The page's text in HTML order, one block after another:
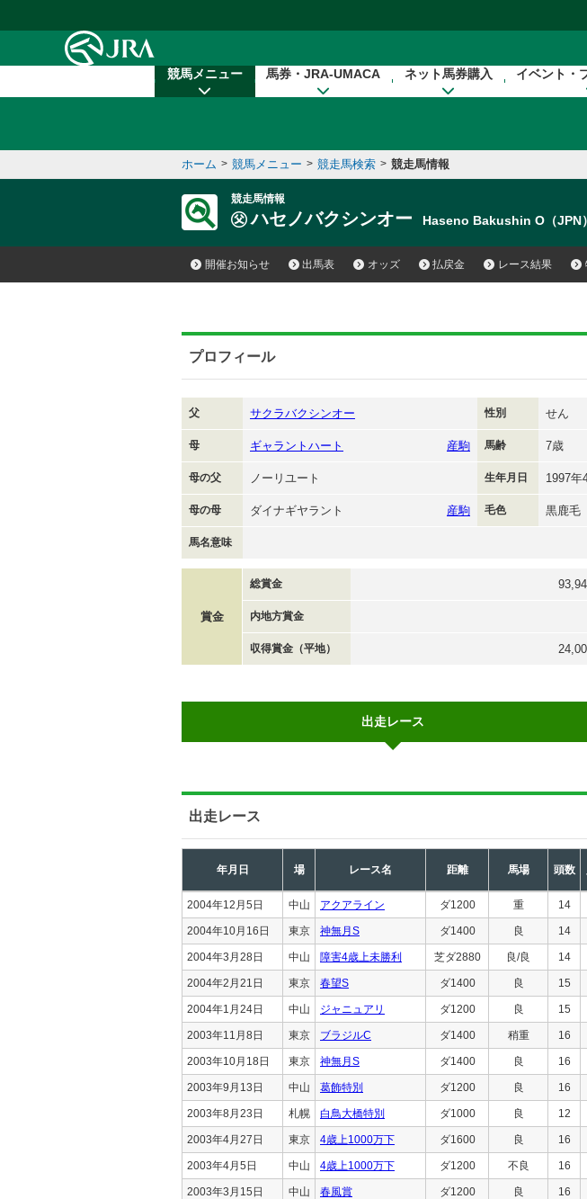
競馬メニュー 馬券・JRA-UMACA ネット馬券購入 イベント・
ホーム > 競馬メニュー > 競走馬検索 > 競走馬情報
競走馬情報
ハセノバクシンオー Haseno Bakushin O（JPN）
開催お知らせ 出馬表 オッズ 払戻金 レース結果
プロフィール
父 サクラバクシンオー 性別 せん
母 ギャラントハート 産駒 馬齢 7歳
母の父 ノーリユート 生年月日 1997年
母の母 ダイナギヤラント 産駒 毛色 黒鹿毛
馬名意味
賞金
総賞金
内地方賞金
収得賞金（平地）
出走レース
出走レース
年月日 場 レース名 距離 馬場 頭数
2004年12月5日 中山 アクアライン ダ1200 重 14
2004年10月16日 東京 神無月S ダ1400 良 14
2004年3月28日 中山 障害4歳上未勝利 芝ダ2880 良/良 14
2004年2月21日 東京 春望S ダ1400 良 15
2004年1月24日 中山 ジャニュアリ ダ1200 良 15
2003年11月8日 東京 ブラジルC ダ1400 稍重 16
2003年10月18日 東京 神無月S ダ1400 良 16
2003年9月13日 中山 葛飾特別 ダ1200 良 16
2003年8月23日 札幌 白鳥大橋特別 ダ1000 良 12
2003年4月27日 東京 4歳上1000万下 ダ1600 良 16
2003年4月5日 中山 4歳上1000万下 ダ1200 不良 16
2003年3月15日 中山 春風賞 ダ1200 良 16